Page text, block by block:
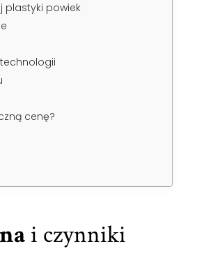
plastyki powiek
cenę?
i czynniki